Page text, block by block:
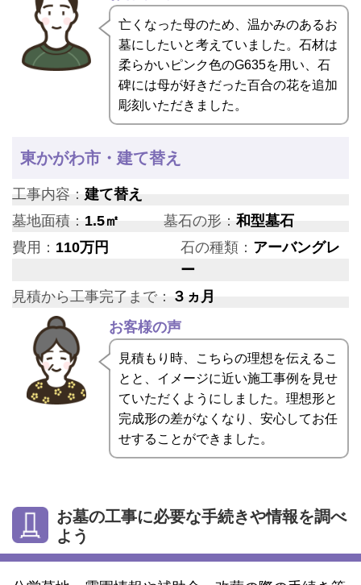
亡くなった母のため、温かみのあるお
墓にしたいと考えていました。石材は
柔らかいピンク色のG635を用い、石
碑には母が好きだった百合の花を追加
彫刻いただきました。
東かがわ市・建て替え
工事内容： 建て替え
墓地面積： 1.5㎡ 墓石の形：和型墓石
費用： 110万円 石の種類： アーバングレ
ー
見積から工事完了まで： ３ヵ月
お客様の声
見積もり時、こちらの理想を伝えるこ
とと、イメージに近い施工事例を見せ
ていただくようにしました。理想形と
完成形の差がなくなり、安心してお任
せすることができました。
お墓の工事に必要な手続きや情報を調べ
よう